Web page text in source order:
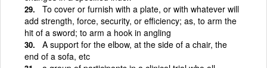
To cover or furnish with a plate, or with whatever will
add strength, force, security, or efficiency; as, to arm the
hit of a sword; to arm a hook in angling
A support for the elbow, at the side of a chair, the
end of a sofa, etc